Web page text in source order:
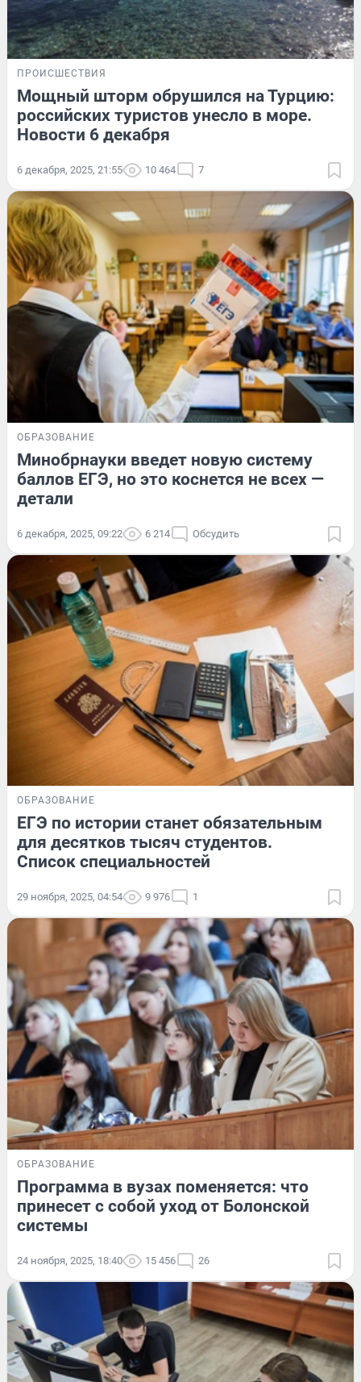
ПРОИСШЕСТВИЯ
Мощный шторм обрушился на Турцию:
российских туристов унесло в море.
Новости 6 декабря
6 декабря, 2025, 21:55 10 464 7
ОБРАЗОВАНИЕ
Минобрнауки введет новую систему
баллов ЕГЭ, но это коснется не всех —
детали
6 декабря, 2025, 09:22 6 214 Обсудить
ОБРАЗОВАНИЕ
ЕГЭ по истории станет обязательным
для десятков тысяч студентов.
Список специальностей
29 ноября, 2025, 04:54 9 976 1
ОБРАЗОВАНИЕ
Программа в вузах поменяется: что
принесет с собой уход от Болонской
системы
24 ноября, 2025, 18:40 15 456 26